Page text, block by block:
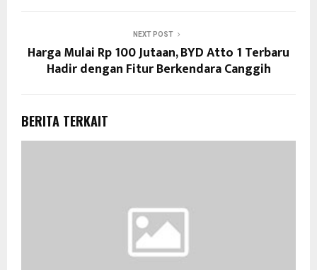
NEXT POST
Harga Mulai Rp 100 Jutaan, BYD Atto 1 Terbaru
Hadir dengan Fitur Berkendara Canggih
BERITA TERKAIT